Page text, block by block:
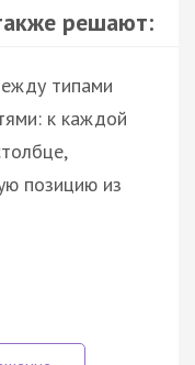
решают:
типами
к каждой
позицию из